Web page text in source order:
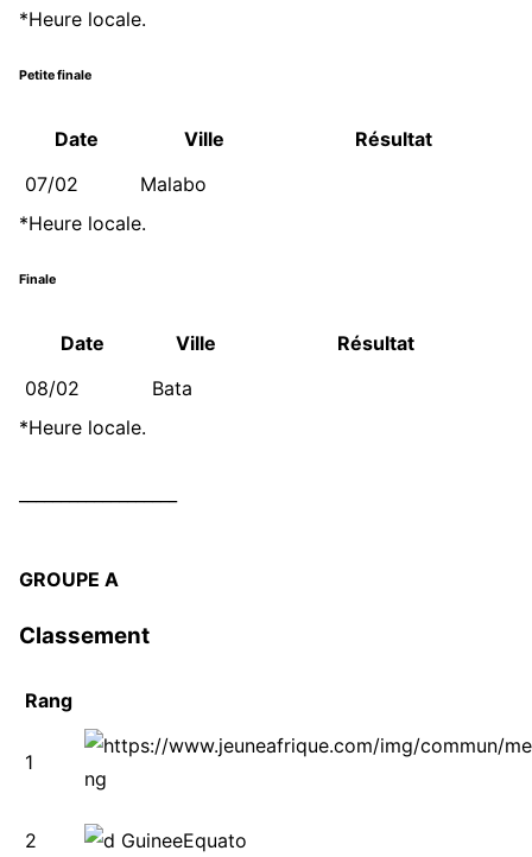
*Heure locale.
Petite finale
Date Ville
Résultat
07/02
Malabo
*Heure locale.
Finale
Date Ville
Résultat
08/02
Bata
*Heure locale.
GROUPE A
Classement
Rang
1
2